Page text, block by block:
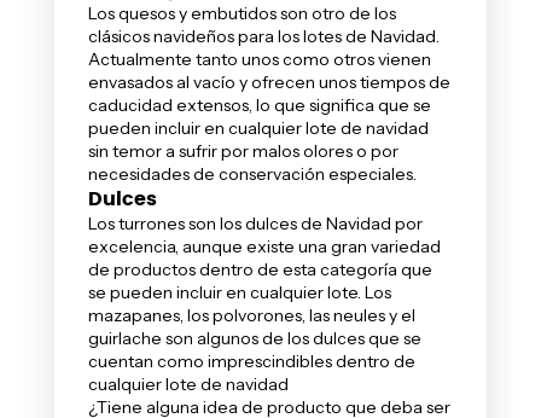
Los quesos y embutidos son otro de los
clásicos navideños para los lotes de Navidad.
Actualmente tanto unos como otros vienen
envasados al vacío y ofrecen unos tiempos de
caducidad extensos, lo que significa que se
pueden incluir en cualquier lote de navidad
sin temor a sufrir por malos olores o por
necesidades de conservación especiales.
Dulces
Los turrones son los dulces de Navidad por
excelencia, aunque existe una gran variedad
de productos dentro de esta categoría que
se pueden incluir en cualquier lote. Los
mazapanes, los polvorones, las neules y el
guirlache son algunos de los dulces que se
cuentan como imprescindibles dentro de
cualquier lote de navidad
¿Tiene alguna idea de producto que deba ser